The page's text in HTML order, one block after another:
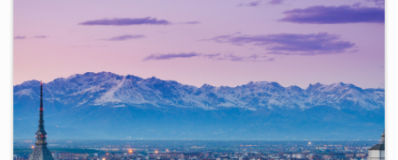
Links & Downloads
Satzung
GALERIE
KONTAKT